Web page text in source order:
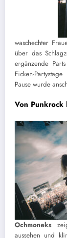
waschechter
über das
ergänzende
Ficken-
Pause wurde
Von Punkrock
Ochmoneks
aussehen und